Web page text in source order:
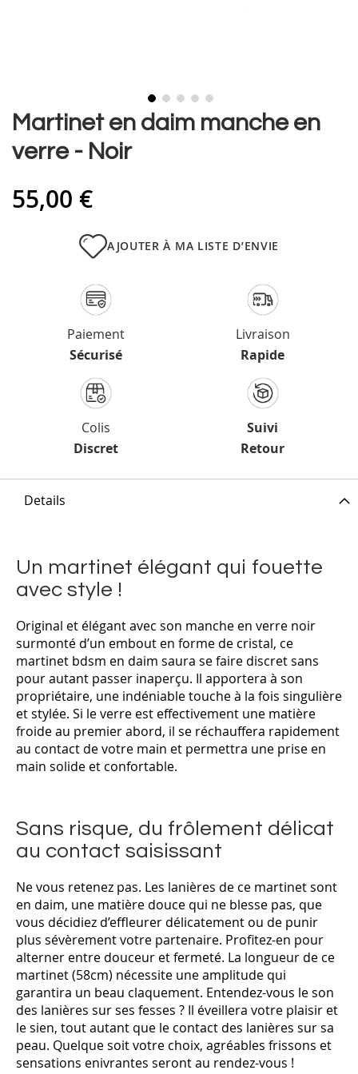
Skip
the
beginning
the
images
Martinet en daim manche en
verre - Noir
55,00 €
AJOUTER À MA LISTE D’ENVIE
Paiement
Sécurisé
Livraison
Rapide
Colis
Discret
Suivi
Retour
Details
Un martinet élégant qui fouette
avec style !
Original et élégant avec son manche en verre noir
surmonté d’un embout en forme de cristal, ce
martinet bdsm en daim saura se faire discret sans
pour autant passer inaperçu. Il apportera à son
propriétaire, une indéniable touche à la fois singulière
et stylée. Si le verre est effectivement une matière
froide au premier abord, il se réchauffera rapidement
au contact de votre main et permettra une prise en
main solide et confortable.
Sans risque, du frôlement délicat
au contact saisissant
Ne vous retenez pas. Les lanières de ce martinet sont
en daim, une matière douce qui ne blesse pas, que
vous décidiez d’effleurer délicatement ou de punir
plus sévèrement votre partenaire. Profitez-en pour
alterner entre douceur et fermeté. La longueur de ce
martinet (58cm) nécessite une amplitude qui
garantira un beau claquement. Entendez-vous le son
des lanières sur ses fesses ? Il éveillera votre plaisir et
le sien, tout autant que le contact des lanières sur sa
peau. Quelque soit votre choix, agréables frissons et
sensations enivrantes seront au rendez-vous !